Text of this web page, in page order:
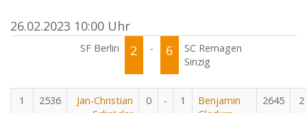
26.02.2023 10:00 Uhr
SF Berlin 2 - 6
SC Remagen
Sinzig
1 2536
Jan-Christian
0 - 1
Benjamin
2645 2